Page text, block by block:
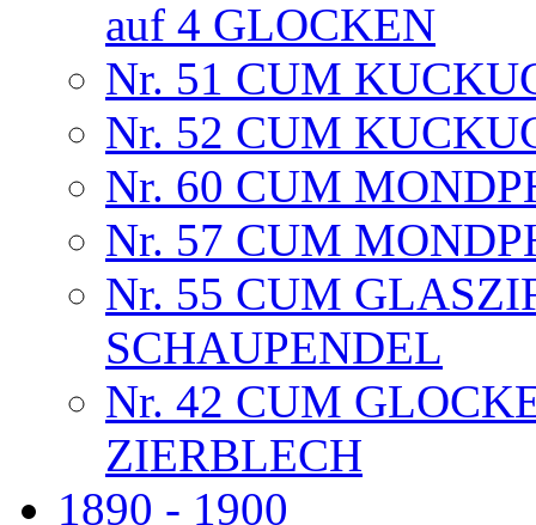
auf 4 GLOCKEN
Nr. 51 CUM
Nr. 52 CUM
Nr. 60 CUM
Nr. 57 CUM
Nr. 55 CUM
SCHAUPENDEL
Nr. 42 CUM
ZIERBLECH
1890 - 1900